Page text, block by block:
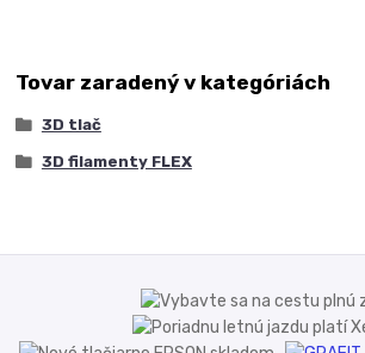
Tovar zaradený v kategóriách
3D tlač
3D filamenty FLEX